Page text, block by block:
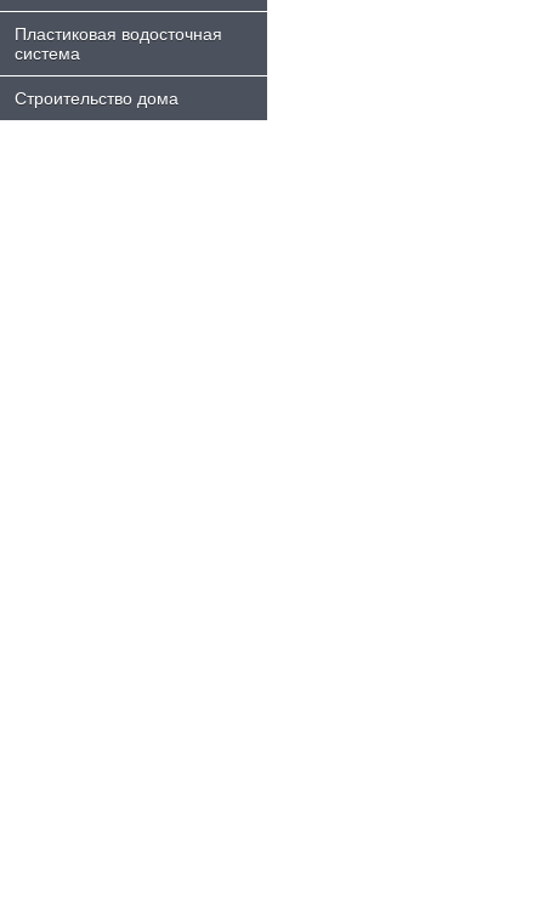
Пластиковая водосточная
система
Строительство дома